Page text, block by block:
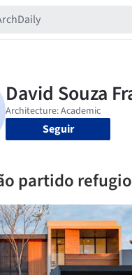
Seguir
partido refugio